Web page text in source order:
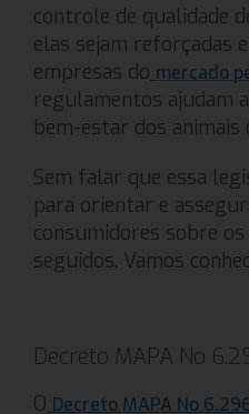
controle de qualidade
elas sejam reforçadas
empresas do mercado
regulamentos ajudam
bem-estar dos animais
Sem falar que essa
para orientar e
consumidores sobre
seguidos. Vamos
Decreto MAPA No
O Decreto MAPA No